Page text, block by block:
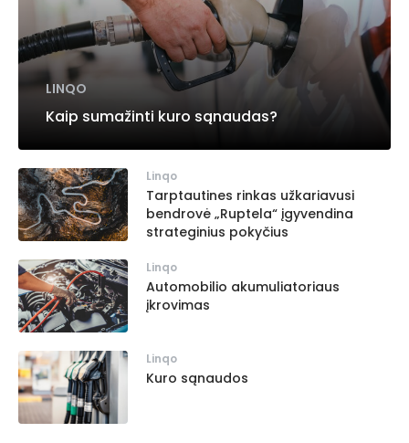
LINQO
Kaip sumažinti kuro sąnaudas?
Linqo
Tarptautines rinkas užkariavusi
bendrovė „Ruptela“ įgyvendina
strateginius pokyčius
Linqo
Automobilio akumuliatoriaus
įkrovimas
Linqo
Kuro sąnaudos